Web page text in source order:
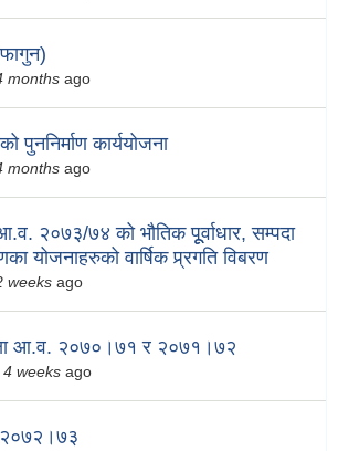
months ago
पुननिर्माण कार्ययोजना
months ago
२०७३/७४ को भौतिक पूूर्वाधार, सम्पदा
योजनाहरुको वार्षिक प्र्रगति विबरण
weeks ago
आ.व. २०७०।७१ र २०७१।७२
weeks ago